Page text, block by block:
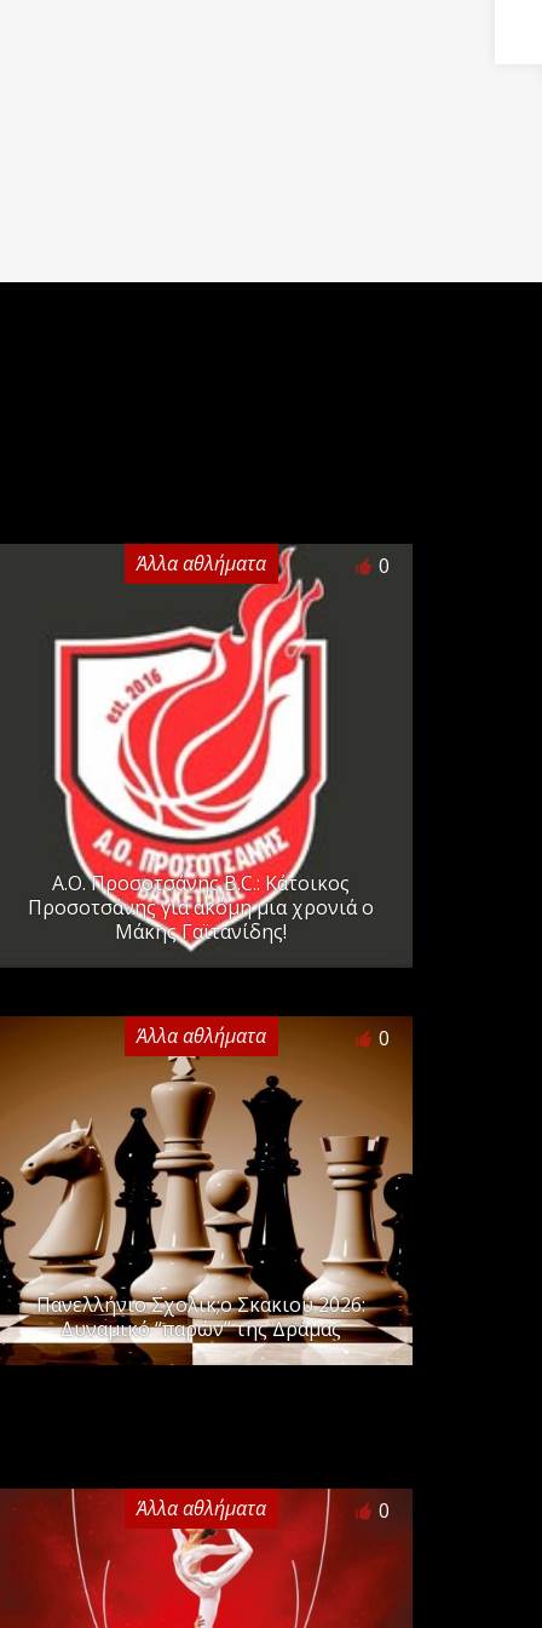
Άλλα αθλήματα 0
Α.Ο. Προσοτσάνης B.C.: Κάτοικος
Προσοτσάνης για ακόμη μια χρονιά ο
Μάκης Γαϊτανίδης!
Άλλα αθλήματα 0
Πανελλήνιo Σχολικ;o Σκακιού 2026:
Δυναμικό “παρών” της Δράμας
Άλλα αθλήματα 0